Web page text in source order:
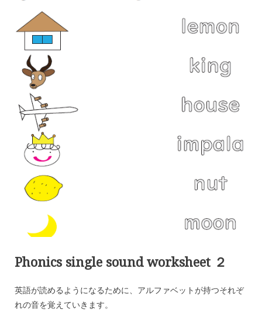
Phonics single sound worksheet ２
英語が読めるようになるために、アルファベットが持つそれぞ
れの音を覚えていきます。